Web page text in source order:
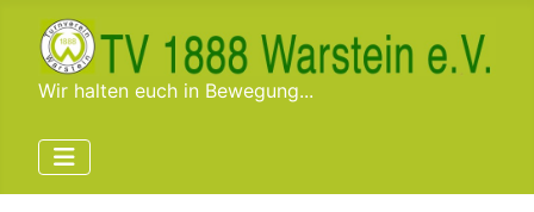
Wir halten euch in Bewegung...